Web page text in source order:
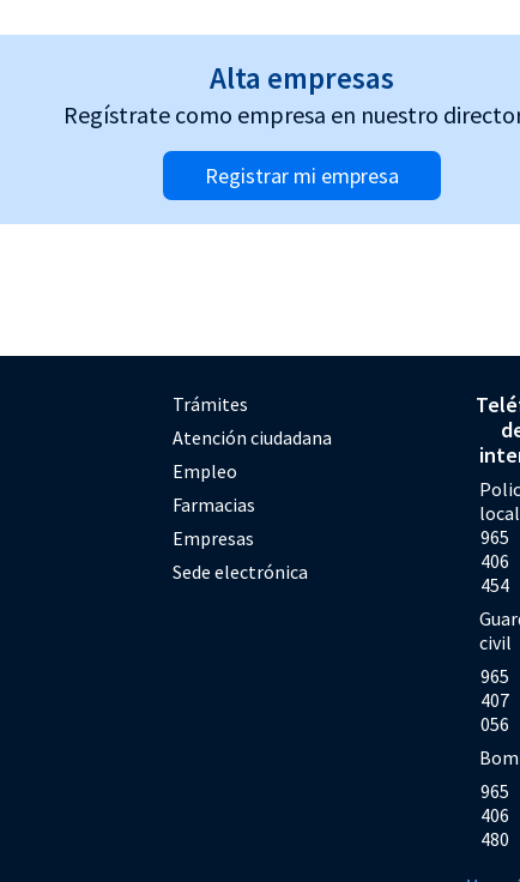
Alta empresas
Regístrate como empresa en nuestro
Registrar mi empresa
Trámites
Atención ciudadana
Empleo
Farmacias
Empresas
Sede electrónica
local
965
406
454
civil
965
407
056
965
406
480